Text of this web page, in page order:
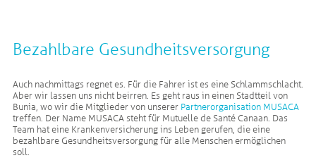
Bezahlbare Gesundheitsversorgung
Auch nachmittags regnet es. Für die Fahrer ist es eine Schlammschlacht.
Aber wir lassen uns nicht beirren. Es geht raus in einen Stadtteil von
Bunia, wo wir die Mitglieder von unserer Partnerorganisation MUSACA
treffen. Der Name MUSACA steht für Mutuelle de Santé Canaan. Das
Team hat eine Krankenversicherung ins Leben gerufen, die eine
bezahlbare Gesundheitsversorgung für alle Menschen ermöglichen
soll.